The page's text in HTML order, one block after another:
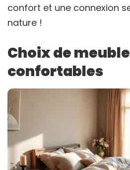
confort et une connexion
nature !
Choix de
confortables